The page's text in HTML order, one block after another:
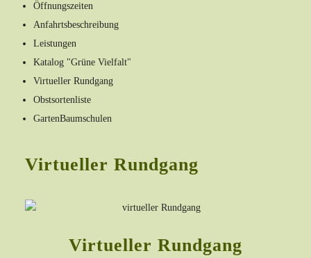
Öffnungszeiten
Anfahrtsbeschreibung
Leistungen
Katalog "Grüne Vielfalt"
Virtueller Rundgang
Obstsortenliste
GartenBaumschulen
Virtueller Rundgang
Virtueller Rundgang